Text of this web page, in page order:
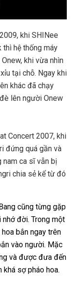
khi SHINee
thì hệ thống máy
khi vừa nhìn
tại chỗ. Ngay khi
khác đã chạy
lên người Onew
Concert 2007, khi
đứng quá gần và
nam ca sĩ vẫn bị
chia sẻ kể từ đó